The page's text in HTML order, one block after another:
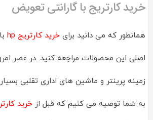
خرید کارتریج با گارانتی تعویض
همانطور که می دانید برای خرید کارتریج hp
اصلی این محصولات مراجعه کنید. در عصر
زمینه پرینتر و ماشین های اداری تقلبی
به شما توصیه می کنیم که قبل از خرید